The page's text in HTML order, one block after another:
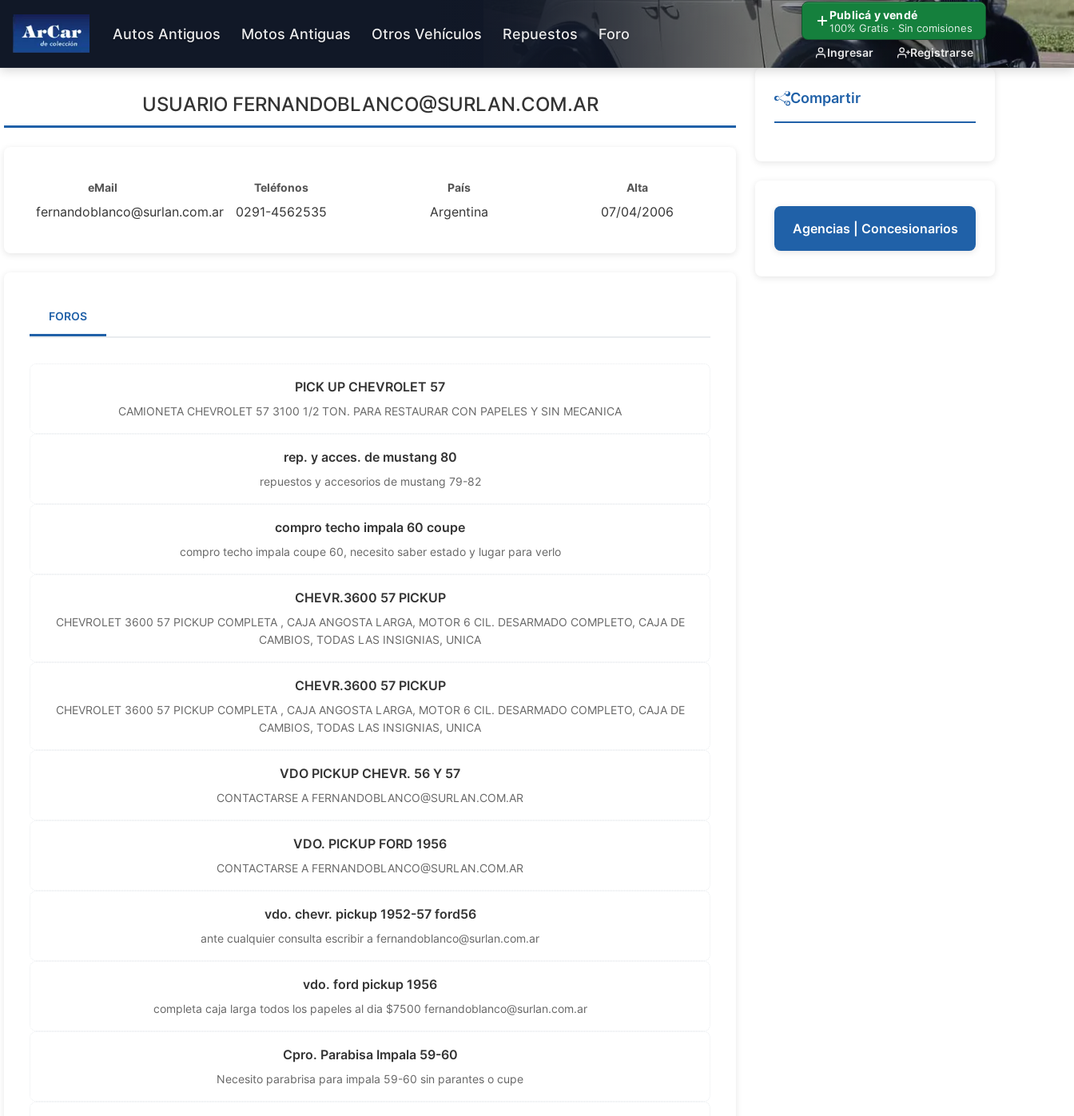
Publicá y vendé
100% Gratis · Sin comisiones
Ingresar Registrarse
Autos Antiguos Motos Antiguas Otros Vehículos Repuestos Foro
USUARIO FERNANDOBLANCO@SURLAN.COM.AR
eMail
fernandoblanco@surlan.com.ar
Teléfonos
0291-4562535
País
Argentina
Alta
07/04/2006
FOROS
PICK UP CHEVROLET 57
CAMIONETA CHEVROLET 57 3100 1/2 TON. PARA RESTAURAR CON PAPELES Y SIN MECANICA
rep. y acces. de mustang 80
repuestos y accesorios de mustang 79-82
compro techo impala 60 coupe
compro techo impala coupe 60, necesito saber estado y lugar para verlo
CHEVR.3600 57 PICKUP
CHEVROLET 3600 57 PICKUP COMPLETA , CAJA ANGOSTA LARGA, MOTOR 6 CIL. DESARMADO COMPLETO, CAJA DE
CAMBIOS, TODAS LAS INSIGNIAS, UNICA
CHEVR.3600 57 PICKUP
CHEVROLET 3600 57 PICKUP COMPLETA , CAJA ANGOSTA LARGA, MOTOR 6 CIL. DESARMADO COMPLETO, CAJA DE
CAMBIOS, TODAS LAS INSIGNIAS, UNICA
VDO PICKUP CHEVR. 56 Y 57
CONTACTARSE A FERNANDOBLANCO@SURLAN.COM.AR
VDO. PICKUP FORD 1956
CONTACTARSE A FERNANDOBLANCO@SURLAN.COM.AR
vdo. chevr. pickup 1952-57 ford56
ante cualquier consulta escribir a fernandoblanco@surlan.com.ar
vdo. ford pickup 1956
completa caja larga todos los papeles al dia $7500 fernandoblanco@surlan.com.ar
Cpro. Parabisa Impala 59-60
Necesito parabrisa para impala 59-60 sin parantes o cupe
Compartir
Agencias | Concesionarios